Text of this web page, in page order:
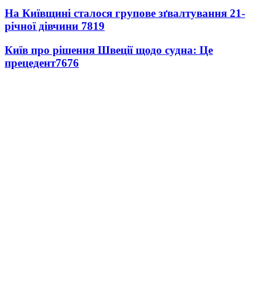
На Київщині сталося групове зґвалтування 21-
річної дівчини 7819
Київ про рішення Швеції щодо судна: Це
прецедент7676